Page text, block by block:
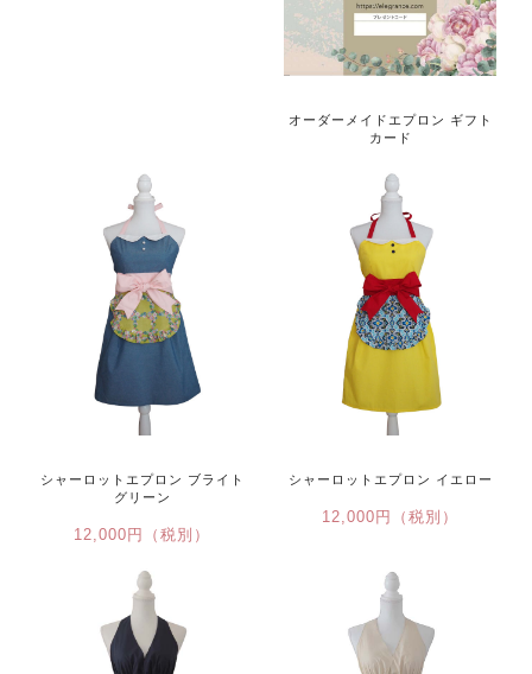
オーダーメイドエプロン ギフト
カード
15,500円（税込）
シャーロットエプロン ブライト
グリーン
12,000円（税別）
シャーロットエプロン イエロー
12,000円（税別）